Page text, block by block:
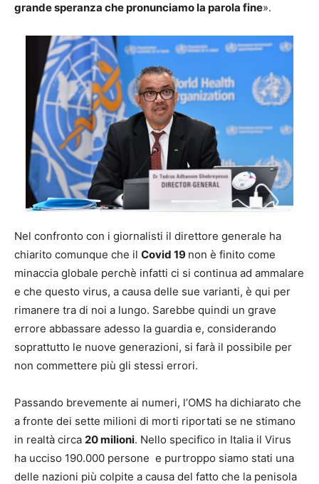
grande speranza che pronunciamo la parola fine».
Nel confronto con i giornalisti il direttore generale ha
chiarito comunque che il Covid 19 non è finito come
minaccia globale perchè infatti ci si continua ad ammalare
e che questo virus, a causa delle sue varianti, è qui per
rimanere tra di noi a lungo. Sarebbe quindi un grave
errore abbassare adesso la guardia e, considerando
soprattutto le nuove generazioni, si farà il possibile per
non commettere più gli stessi errori.
Passando brevemente ai numeri, l’OMS ha dichiarato che
a fronte dei sette milioni di morti riportati se ne stimano
in realtà circa 20 milioni. Nello specifico in Italia il Virus
ha ucciso 190.000 persone e purtroppo siamo stati una
delle nazioni più colpite a causa del fatto che la penisola